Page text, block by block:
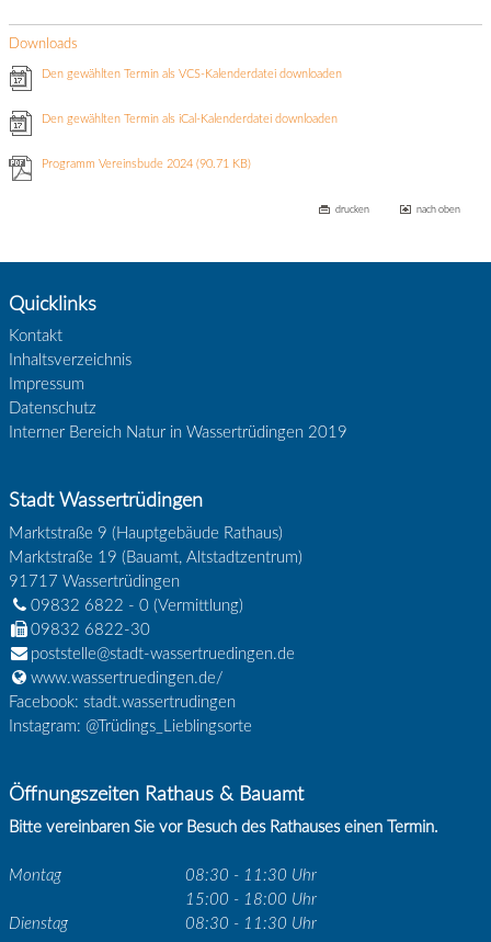
Downloads
Den gewählten Termin als VCS-Kalenderdatei downloaden
Den gewählten Termin als iCal-Kalenderdatei downloaden
Programm Vereinsbude 2024(90.71 KB)
drucken nach oben
Quicklinks
Kontakt
Inhaltsverzeichnis
Impressum
Datenschutz
Interner Bereich Natur in Wassertrüdingen 2019
Stadt Wassertrüdingen
Marktstraße 9 (Hauptgebäude Rathaus)
Marktstraße 19 (Bauamt, Altstadtzentrum)
91717 Wassertrüdingen
09832 6822 - 0(Vermittlung)
09832 6822-30
poststelle@stadt-wassertruedingen.de
www.wassertruedingen.de/
Facebook: stadt.wassertrudingen
Instagram: @Trüdings_Lieblingsorte
Öffnungszeiten Rathaus & Bauamt
Bitte vereinbaren Sie vor Besuch des Rathauses einen Termin.
Montag
08:30 - 11:30 Uhr
15:00 - 18:00 Uhr
Dienstag
08:30 - 11:30 Uhr